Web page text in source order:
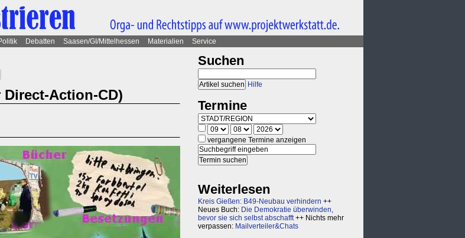
Debatten Saasen/GI/Mittelhessen Materialien
Service
Action-CD)
Suchen
Hilfe
Termine
vergangene Termine anzeigen
Weiterlesen
Kreis Gießen: B49-Neubau verhindern ++
Neues Buch: Die Demokratie überwinden,
bevor sie sich selbst abschafft++ Nichts mehr
verpassen: Mailverteiler&Chats